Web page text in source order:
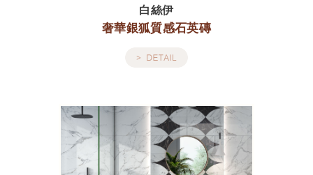
白絲伊
奢華銀狐質感石英磚